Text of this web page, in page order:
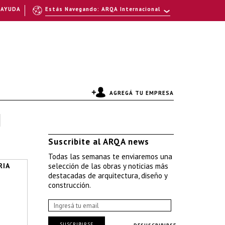
AGREGÁ TU EMPRESA
Suscribite al ARQA news
Todas las semanas te enviaremos una
selección de las obras y noticias más
destacadas de arquitectura, diseño y
construcción.
Estás Navegando: ARQA Internacional
AYUDA